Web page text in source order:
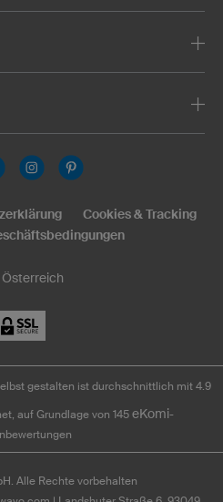
Österreich
Cookies & Tracking
gestalten ist durchschnittlich mit 4.9
auf Grundlage von 145 eKomi-
Alle Rechte vorbehalten